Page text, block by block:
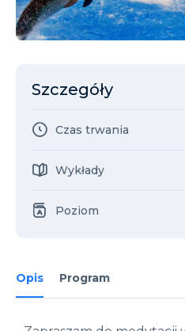
Opis Program
Szczegóły
Czas trwania
Wykłady
Poziom